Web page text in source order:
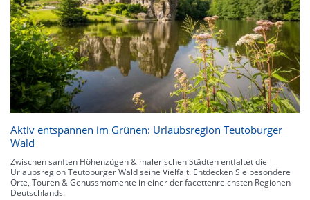
Aktiv entspannen im Grünen: Urlaubsregion Teutoburger
Wald
Zwischen sanften Höhenzügen & malerischen Städten entfaltet die
Urlaubsregion Teutoburger Wald seine Vielfalt. Entdecken Sie besondere
Orte, Touren & Genussmomente in einer der facettenreichsten Regionen
Deutschlands.